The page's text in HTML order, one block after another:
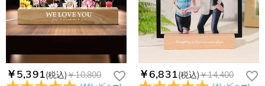
￥5,391(税込)￥10,800 ￥6,831(税込)￥14,400